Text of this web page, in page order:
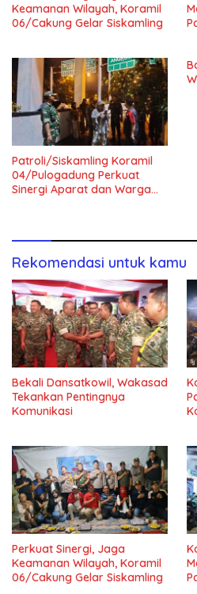
Keamanan Wilayah, Koramil
06/Cakung Gelar Siskamling
Patroli/Siskamling Koramil
04/Pulogadung Perkuat
Sinergi Aparat dan Warga
Rekomendasi untuk kamu
Bekali Dansatkowil, Wakasad
Tekankan Pentingnya
Komunikasi
Perkuat Sinergi, Jaga
Keamanan Wilayah, Koramil
06/Cakung Gelar Siskamling